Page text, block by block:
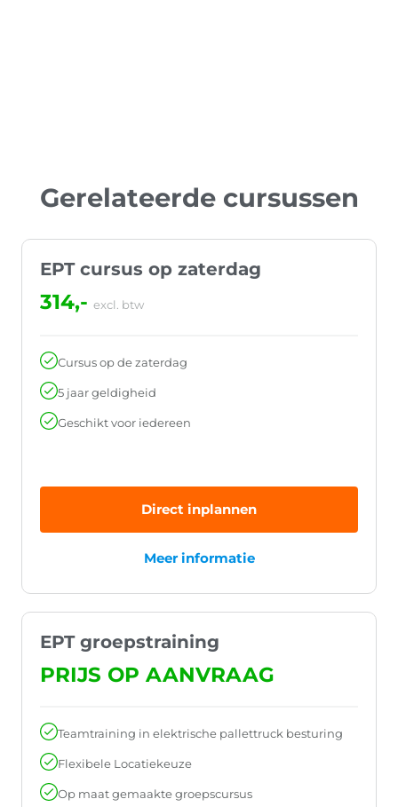
Gerelateerde cursussen
EPT cursus op zaterdag
314,- excl. btw
Cursus op de zaterdag
5 jaar geldigheid
Geschikt voor iedereen
Direct inplannen
Meer informatie
EPT groepstraining
PRIJS OP AANVRAAG
Teamtraining in elektrische pallettruck besturing
Flexibele Locatiekeuze
Op maat gemaakte groepscursus